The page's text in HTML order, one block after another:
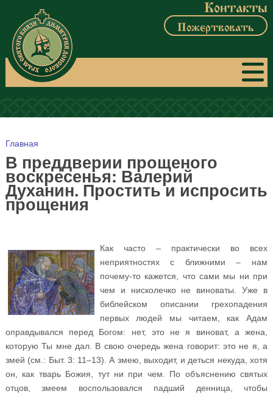
Контакты
Пожертвовать
Вы здесь
Главная
В преддверии прощеного
воскресенья: Валерий
Духанин. Простить и испросить
прощения
Как часто – практически во всех
неприятностях с ближними – нам
почему-то кажется, что сами мы ни при
чем и нисколечко не виноваты. Уже в
библейском описании грехопадения
первых людей мы читаем, как Адам
оправдывался перед Богом: нет, это не я виноват, а жена,
которую Ты мне дал. В свою очередь жена говорит: это не я, а
змей (см.: Быт. 3: 11–13). А змею, выходит, и деться некуда, хотя
он, как тварь Божия, тут ни при чем. По объяснению святых
отцов, змеем воспользовался падший денница, чтобы